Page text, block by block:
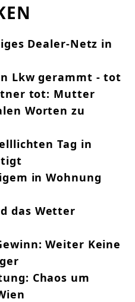
Dealer-Netz in
Lkw gerammt - tot
tot: Mutter
Worten zu
Tag in
in Wohnung
das Wetter
Weiter Keine
Chaos um